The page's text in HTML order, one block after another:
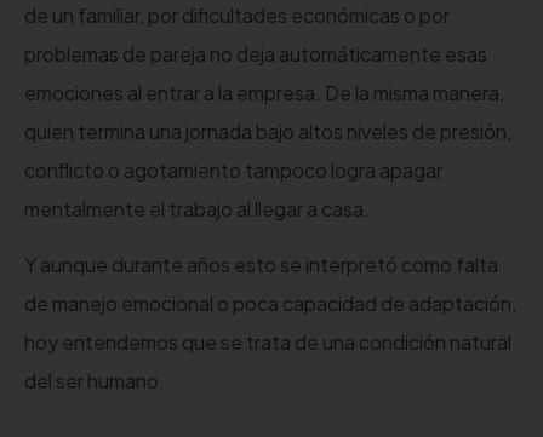
de un familiar, por dificultades económicas o por
problemas de pareja no deja automáticamente esas
emociones al entrar a la empresa. De la misma manera,
quien termina una jornada bajo altos niveles de presión,
conflicto o agotamiento tampoco logra apagar
mentalmente el trabajo al llegar a casa.
Y aunque durante años esto se interpretó como falta
de manejo emocional o poca capacidad de adaptación,
hoy entendemos que se trata de una condición natural
del ser humano.